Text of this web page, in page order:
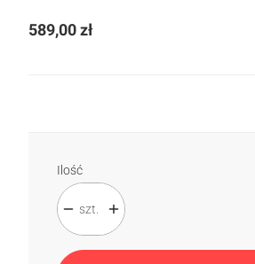
Cena
589,00 zł
Ilość
szt.